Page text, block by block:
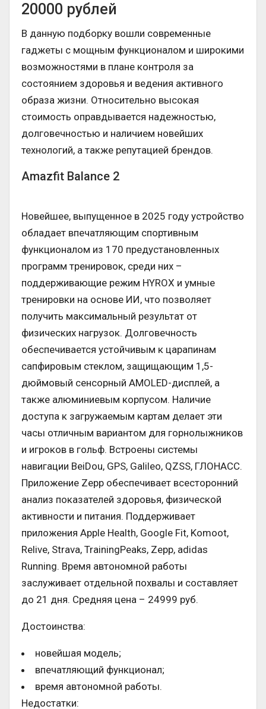
20000 рублей
В данную подборку вошли современные
гаджеты с мощным функционалом и широкими
возможностями в плане контроля за
состоянием здоровья и ведения активного
образа жизни. Относительно высокая
стоимость оправдывается надежностью,
долговечностью и наличием новейших
технологий, а также репутацией брендов.
Amazfit Balance 2
Новейшее, выпущенное в 2025 году устройство
обладает впечатляющим спортивным
функционалом из 170 предустановленных
программ тренировок, среди них –
поддерживающие режим HYROX и умные
тренировки на основе ИИ, что позволяет
получить максимальный результат от
физических нагрузок. Долговечность
обеспечивается устойчивым к царапинам
сапфировым стеклом, защищающим 1,5-
дюймовый сенсорный AMOLED-дисплей, а
также алюминиевым корпусом. Наличие
доступа к загружаемым картам делает эти
часы отличным вариантом для горнолыжников
и игроков в гольф. Встроены системы
навигации BeiDou, GPS, Galileo, QZSS, ГЛОНАСС.
Приложение Zepp обеспечивает всесторонний
анализ показателей здоровья, физической
активности и питания. Поддерживает
приложения Apple Health, Google Fit, Komoot,
Relive, Strava, TrainingPeaks, Zepp, adidas
Running. Время автономной работы
заслуживает отдельной похвалы и составляет
до 21 дня. Средняя цена – 24999 руб.
Достоинства:
новейшая модель;
впечатляющий функционал;
время автономной работы.
Недостатки: